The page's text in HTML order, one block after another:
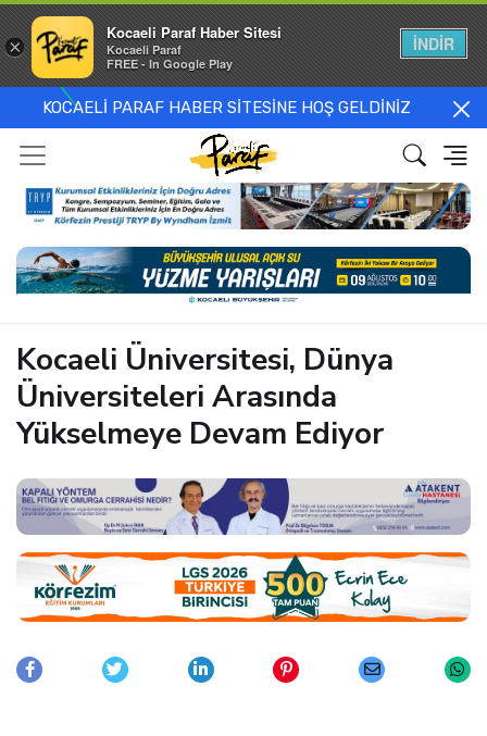
KOCAELİ PARAF HABER SİTESİNE HOŞ GELDİNİZ
Kocaeli Üniversitesi, Dünya
Üniversiteleri Arasında
Yükselmeye Devam Ediyor
×
Kocaeli Paraf Haber Sitesi
Kocaeli Paraf
FREE - In Google Play
İNDİR